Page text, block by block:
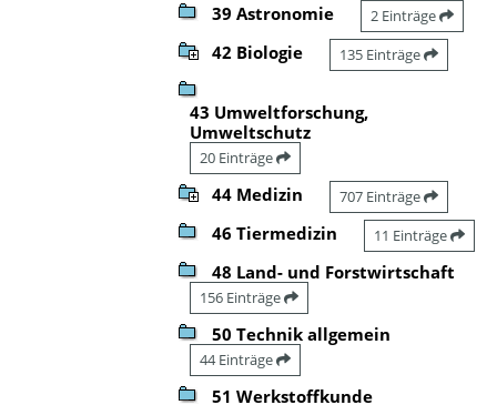
39 Astronomie 2 Einträge
42 Biologie 135 Einträge
43 Umweltforschung,
Umweltschutz
20 Einträge
44 Medizin 707 Einträge
46 Tiermedizin 11 Einträge
48 Land- und Forstwirtschaft
156 Einträge
50 Technik allgemein
44 Einträge
51 Werkstoffkunde